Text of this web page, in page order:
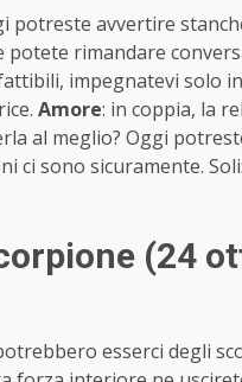
avvertire
rimandare
impegnatevi solo
Amore: in coppia, la
al meglio? Oggi
ci sono sicuramente.
(24
esserci degli